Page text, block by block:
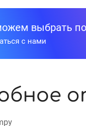
выбрать
с нами